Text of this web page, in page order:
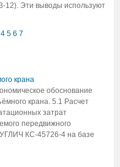
12). Эти выводы используют
4 5 6 7
крана
обоснование
крана. 5.1 Расчет
затрат
передвижного
УГЛИЧ КС-45726-4 на базе